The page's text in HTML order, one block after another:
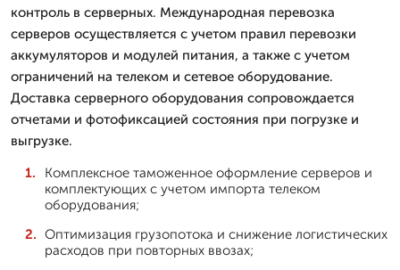
контроль в серверных. Международная перевозка
серверов осуществляется с учетом правил перевозки
аккумуляторов и модулей питания, а также с учетом
ограничений на телеком и сетевое оборудование.
Доставка серверного оборудования сопровождается
отчетами и фотофиксацией состояния при погрузке и
выгрузке.
Комплексное таможенное оформление серверов и
комплектующих с учетом импорта телеком
оборудования;
Оптимизация грузопотока и снижение логистических
расходов при повторных ввозах;